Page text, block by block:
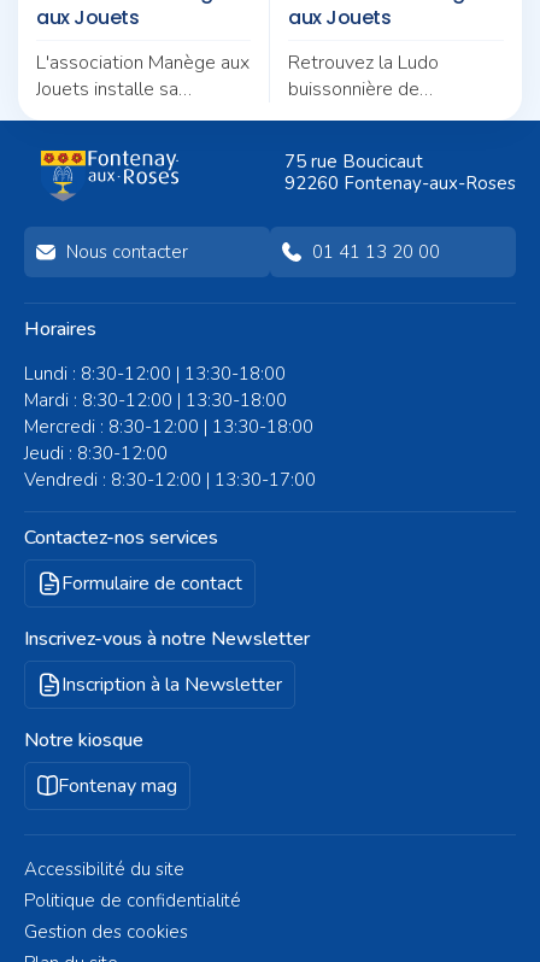
aux Jouets
L'association Manège aux
Jouets installe sa
Ludobusinière au square
après-midi placé sous le
signe du jeu et de la
convivialité.
aux Jouets
Retrouvez la Ludo
buissonnière de
l'association Manège aux
Augustin-Pajou pour un
nouvel après-midi
d'animations en plein air.
75 rue Boucicaut
92260 Fontenay-aux-Roses
Nous contacter 01 41 13 20 00
Horaires
Lundi : 8:30-12:00 | 13:30-18:00
Mardi : 8:30-12:00 | 13:30-18:00
Mercredi : 8:30-12:00 | 13:30-18:00
Jeudi : 8:30-12:00
Vendredi : 8:30-12:00 | 13:30-17:00
Contactez-nos services
Formulaire de contact
Inscrivez-vous à notre Newsletter
Inscription à la Newsletter
Notre kiosque
Fontenay mag
Accessibilité du site
Politique de confidentialité
Gestion des cookies